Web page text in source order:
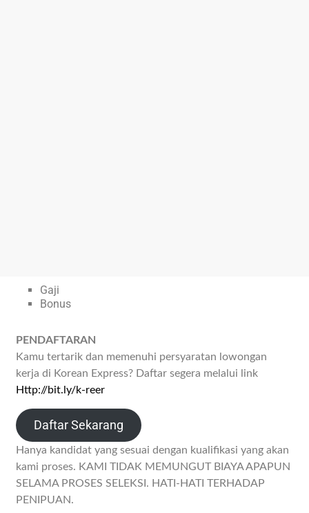
Gaji
Bonus
PENDAFTARAN
Kamu tertarik dan memenuhi persyaratan lowongan
kerja di Korean Express? Daftar segera melalui link
Http://bit.ly/k-reer
Daftar Sekarang
Hanya kandidat yang sesuai dengan kualifikasi yang akan
kami proses. KAMI TIDAK MEMUNGUT BIAYA APAPUN
SELAMA PROSES SELEKSI. HATI-HATI TERHADAP
PENIPUAN.